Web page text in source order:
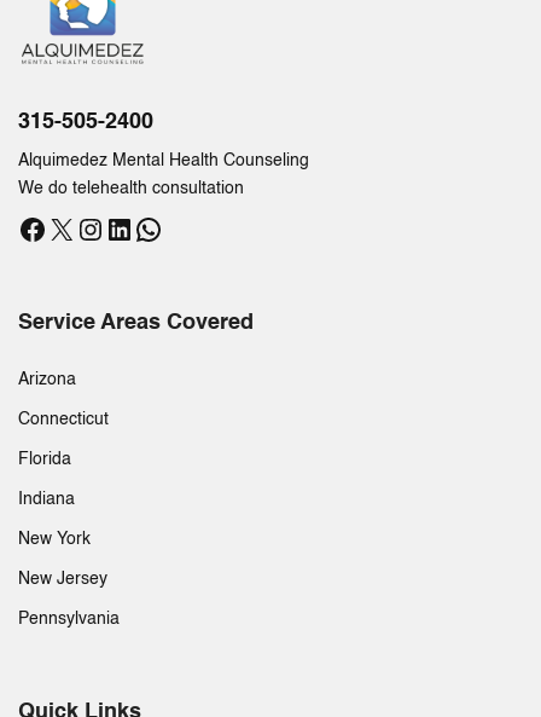
315-505-2400
Alquimedez Mental Health Counseling
We do telehealth consultation
Facebook
X Instagram
LinkedIn
WhatsApp
Service Areas Covered
Arizona
Connecticut
Florida
Indiana
New York
New Jersey
Pennsylvania
Quick Links